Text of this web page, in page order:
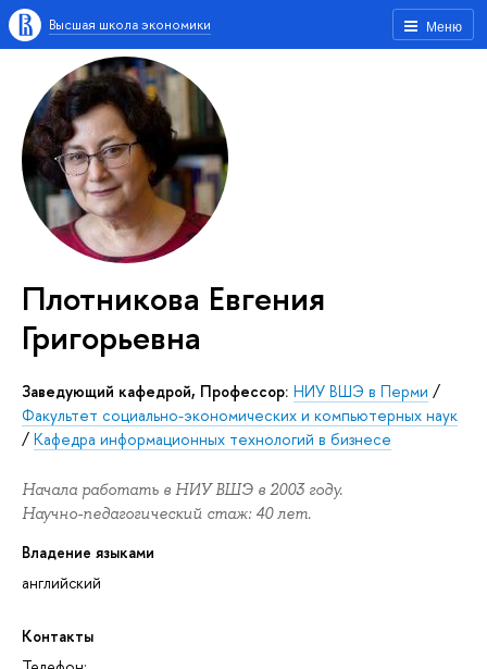
Меню
Высшая школа экономики
Плотникова Евгения
Григорьевна
Заведующий кафедрой, Профессор: НИУ ВШЭ в Перми /
Факультет социально-экономических и компьютерных наук
/ Кафедра информационных технологий в бизнесе
Начала работать в НИУ ВШЭ в 2003 году.
Научно-педагогический стаж: 40 лет.
Владение языками
английский
Контакты